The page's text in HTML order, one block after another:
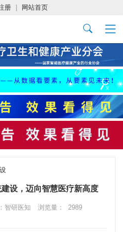
册 网站首页
设，迈向智慧医疗新高度
智研医知 浏览量：
2989